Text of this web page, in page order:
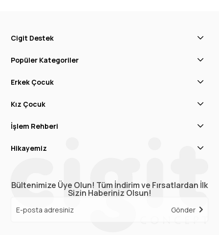
Cigit Destek
Popüler Kategoriler
Erkek Çocuk
Kız Çocuk
İşlem Rehberi
Hikayemiz
Bültenimize Üye Olun! Tüm İndirim ve Fırsatlardan İlk
Sizin Haberiniz Olsun!
Gönder